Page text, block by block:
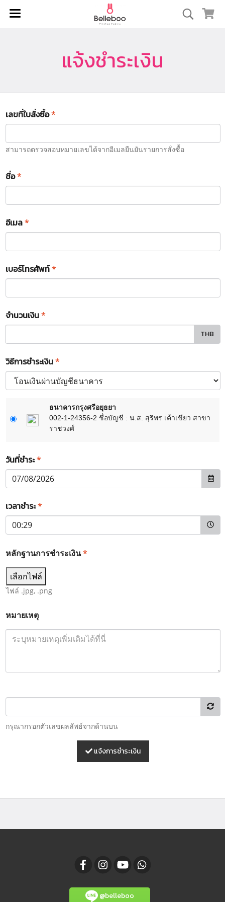
แจ้งชำระเงิน
เลขที่ใบสั่งซื้อ*
สามารถตรวจสอบหมายเลขได้จากอีเมลยืนยันรายการสั่งซื้อ
ชื่อ*
อีเมล*
เบอร์โทรศัพท์*
จำนวนเงิน*
THB
วิธีการชำระเงิน*
ธนาคารกรุงศรีอยุธยา
002-1-24356-2 ชื่อบัญชี : น.ส. สุริพร เค้าเขียว สาขา
ราชวงศ์
วันที่ชำระ*
เวลาชำระ*
หลักฐานการชำระเงิน*
เลือกไฟล์
ไฟล์ .jpg, .png
หมายเหตุ
กรุณากรอกตัวเลขผลลัพธ์จากด้านบน
แจ้งการชำระเงิน
@belleboo